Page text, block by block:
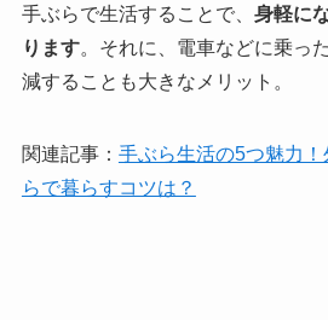
手ぶらで生活することで、 身軽に
ります。それに、電車などに乗っ
減することも大きなメリット。
関連記事： 手ぶら生活の5つ魅力
らで暮らすコツは？